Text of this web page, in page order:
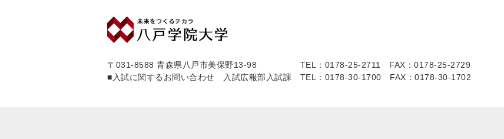
〒031-8588 青森県八戸市美保野13-98 TEL：0178-25-2711
FAX：0178-25-2729
■入試に関するお問い合わせ 入試広報部入試課
TEL：0178-30-1700 FAX：0178-30-1702